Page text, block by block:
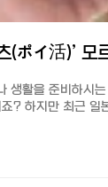
·교환도 쉬워 해외
렴하며 배송이 빠
스타일코
본 개그(만자이)의
의 의무처럼
웃음을 유발하는
머는 조금 더
주를 이룹니다. 6.
? 하지만 최근 일
은 일본
포인트 카드 활용